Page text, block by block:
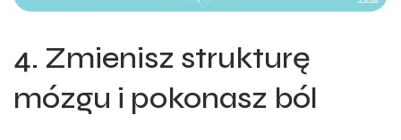
4. Zmienisz strukturę
mózgu i pokonasz ból